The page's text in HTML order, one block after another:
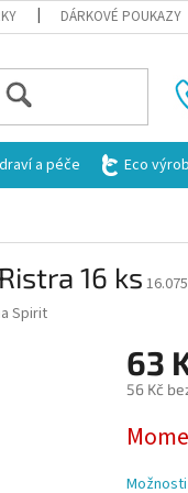
DÁRKOVÉ POUKAZY
a péče Eco
16 ks 16.075
Spirit
63
56 Kč
cena: